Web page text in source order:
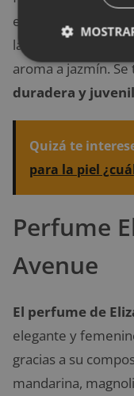
el día a día. Entre
la piña, la
aroma a jazmín.
duradera y
Quizá te
para la piel
Perfume
Avenue
El perfume de
elegante y
gracias a su
mandarina,